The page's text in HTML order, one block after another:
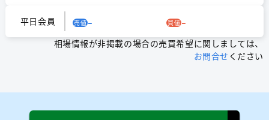
平日会員 売値- 買値-
相場情報が非掲載の場合の売買希望に関しましては、
お問合せ ください